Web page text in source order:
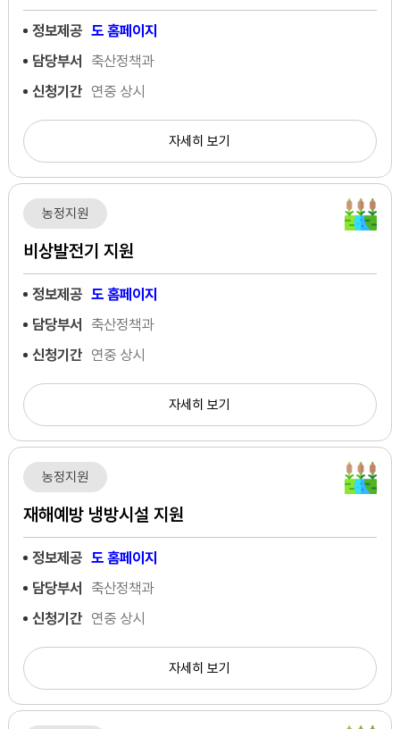
정보제공 도 홈페이지
담당부서
축산정책과
신청기간 연중 상시
자세히 보기
농정지원
비상발전기 지원
정보제공 도 홈페이지
담당부서
축산정책과
신청기간 연중 상시
자세히 보기
농정지원
재해예방 냉방시설 지원
정보제공 도 홈페이지
담당부서
축산정책과
신청기간 연중 상시
자세히 보기